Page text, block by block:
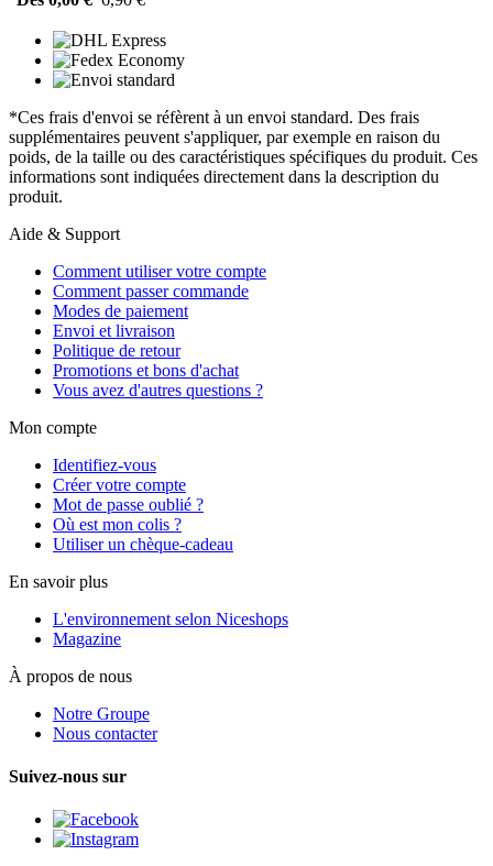
*Ces frais d'envoi se réfèrent à un envoi standard. Des frais
supplémentaires peuvent s'appliquer, par exemple en raison du
poids, de la taille ou des caractéristiques spécifiques du produit. Ces
informations sont indiquées directement dans la description du
produit.
Aide & Support
Comment utiliser votre compte
Comment passer commande
Modes de paiement
Envoi et livraison
Politique de retour
Promotions et bons d'achat
Vous avez d'autres questions ?
Mon compte
Identifiez-vous
Créer votre compte
Mot de passe oublié ?
Où est mon colis ?
Utiliser un chèque-cadeau
En savoir plus
L'environnement selon Niceshops
Magazine
À propos de nous
Notre Groupe
Nous contacter
Suivez-nous sur